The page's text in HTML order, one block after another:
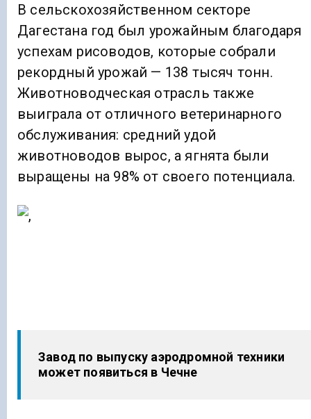
В сельскохозяйственном секторе
Дагестана год был урожайным благодаря
успехам рисоводов, которые собрали
рекордный урожай — 138 тысяч тонн.
Животноводческая отрасль также
выиграла от отличного ветеринарного
обслуживания: средний удой
животноводов вырос, а ягнята были
выращены на 98% от своего потенциала.
Завод по выпуску аэродромной техники
может появиться в Чечне